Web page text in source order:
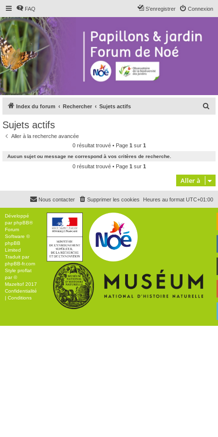
FAQ Connexion
S’enregistrer
Index du forum Rechercher Sujets actifs
c
h
e
Sujets actifs
Aller à la recherche avancée
0 résultat trouvé • Page 1 sur 1
Aucun sujet ou message ne correspond à vos critères de recherche.
0 résultat trouvé • Page 1 sur 1
Aller à
Heures au format UTC+01:00
Supprimer les cookies
Nous contacter
Développé
parphpBB®
Forum
Software ©
phpBB
Limited
Traduit par
phpBB-fr.com
Style proflat
par ©
Mazeltof 2017
Confidentialité
| Conditions